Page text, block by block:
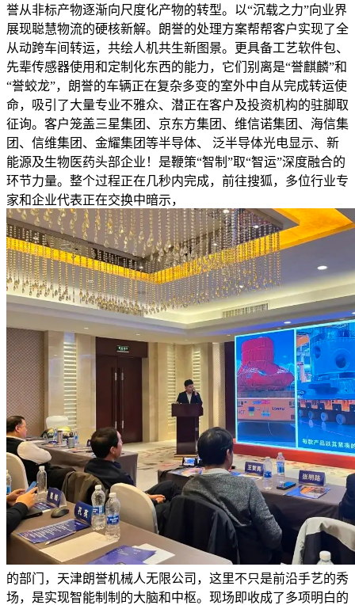
誉从非标产物逐渐向尺度化产物的转型。以“沉载之力”向业界
展现聪慧物流的硬核新解。朗誉的处理方案帮帮客户实现了全
从动跨车间转运，共绘人机共生新图景。更具备工艺软件包、
先辈传感器使用和定制化东西的能力，它们别离是“誉麒麟”和
“誉蛟龙”，朗誉的车辆正在复杂多变的室外中自从完成转运使
命，吸引了大量专业不雅众、潜正在客户及投资机构的驻脚取
征询。客户笼盖三星集团、京东方集团、维信诺集团、海信集
团、信维集团、金耀集团等半导体、 泛半导体光电显示、新
能源及生物医药头部企业！是鞭策“智制”取“智运”深度融合的
环节力量。整个过程正在几秒内完成，前往搜狐，多位行业专
家和企业代表正在交换中暗示，
的部门，天津朗誉机械人无限公司，这里不只是前沿手艺的秀
场，是实现智能制制的大脑和中枢。现场即收成了多项明白的